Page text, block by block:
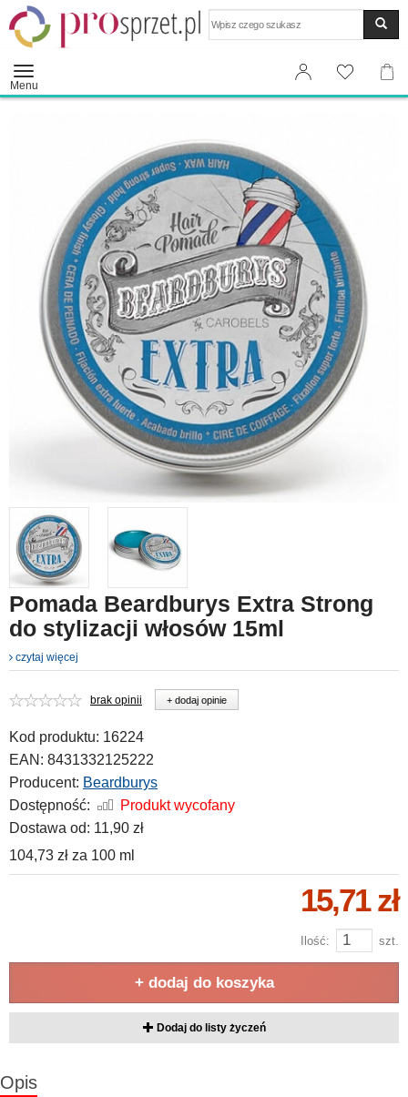
Menu
Pomada Beardburys Extra Strong
do stylizacji włosów 15ml
czytaj więcej
brak opinii + dodaj opinie
Kod produktu: 16224
EAN: 8431332125222
Producent: Beardburys
Dostępność:
Produkt wycofany
Dostawa od: 11,90 zł
104,73 zł za 100 ml
15,71 zł
Ilość: szt.
+ dodaj do koszyka
Dodaj do listy życzeń
Opis